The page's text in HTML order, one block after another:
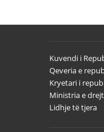
Kuvendi i
Qeveria e
Kryetari i
Ministria e
Lidhje të tjera